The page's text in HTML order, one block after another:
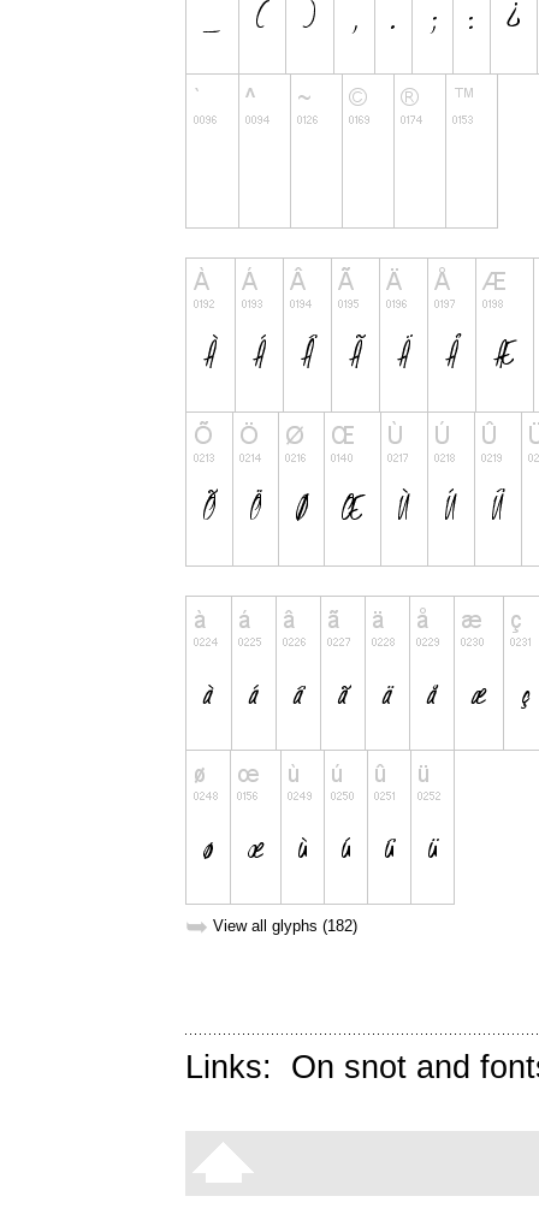
➥ View all glyphs (182)
Links: On snot and